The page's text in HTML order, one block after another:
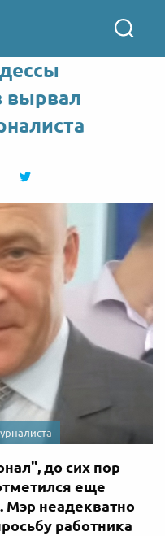
вырвал
до сих пор
еще
Мэр неадекватно
работника